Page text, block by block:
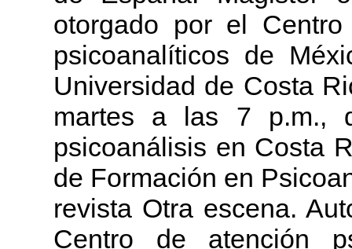
otorgado por el
psicoanalíticos de
Universidad de Costa
martes a las 7 p.m.,
psicoanálisis en Costa
de Formación en
revista Otra escena.
Centro de atención